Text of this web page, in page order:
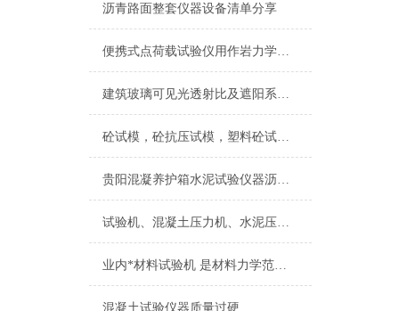
沥青路面整套仪器设备清单分享
便携式点荷载试验仪用作岩力学性质试验
建筑玻璃可见光透射比及遮阳系数检测仪国家新标准规范
砼试模，砼抗压试模，塑料砼试模详细介绍
贵阳混凝养护箱水泥试验仪器沥青试验仪器系列
试验机、混凝土压力机、水泥压力机标准抗磨液压油46号
业内*材料试验机 是材料力学范围内*产品
混凝土试验仪器质量过硬